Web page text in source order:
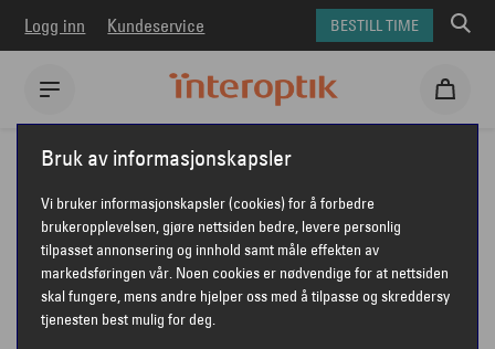
Logg inn Kundeservice BESTILL TIME
Interoptik Briller Ørgreen briller
ØRGREEN CELESTIAL
ØRGREEN
Bruk av informasjonskapsler
Vi bruker informasjonskapsler (cookies) for å forbedre
brukeropplevelsen, gjøre nettsiden bedre, levere personlig
tilpasset annonsering og innhold samt måle effekten av
markedsføringen vår. Noen cookies er nødvendige for at nettsiden
skal fungere, mens andre hjelper oss med å tilpasse og skreddersy
tjenesten best mulig for deg.